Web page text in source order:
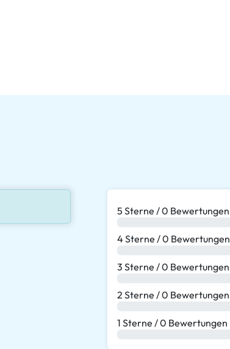
5 Sterne / 0 Bewertungen
4 Sterne / 0 Bewertungen
3 Sterne / 0 Bewertungen
2 Sterne / 0 Bewertungen
1 Sterne / 0 Bewertungen